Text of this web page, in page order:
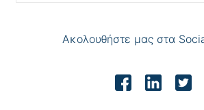
Ακολουθήστε μας στα